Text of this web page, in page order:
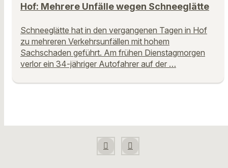
Hof: Mehrere Unfälle wegen Schneeglätte
Schneeglätte hat in den vergangenen Tagen in Hof
zu mehreren Verkehrsunfällen mit hohem
Sachschaden geführt. Am frühen Dienstagmorgen
verlor ein 34-jähriger Autofahrer auf der …